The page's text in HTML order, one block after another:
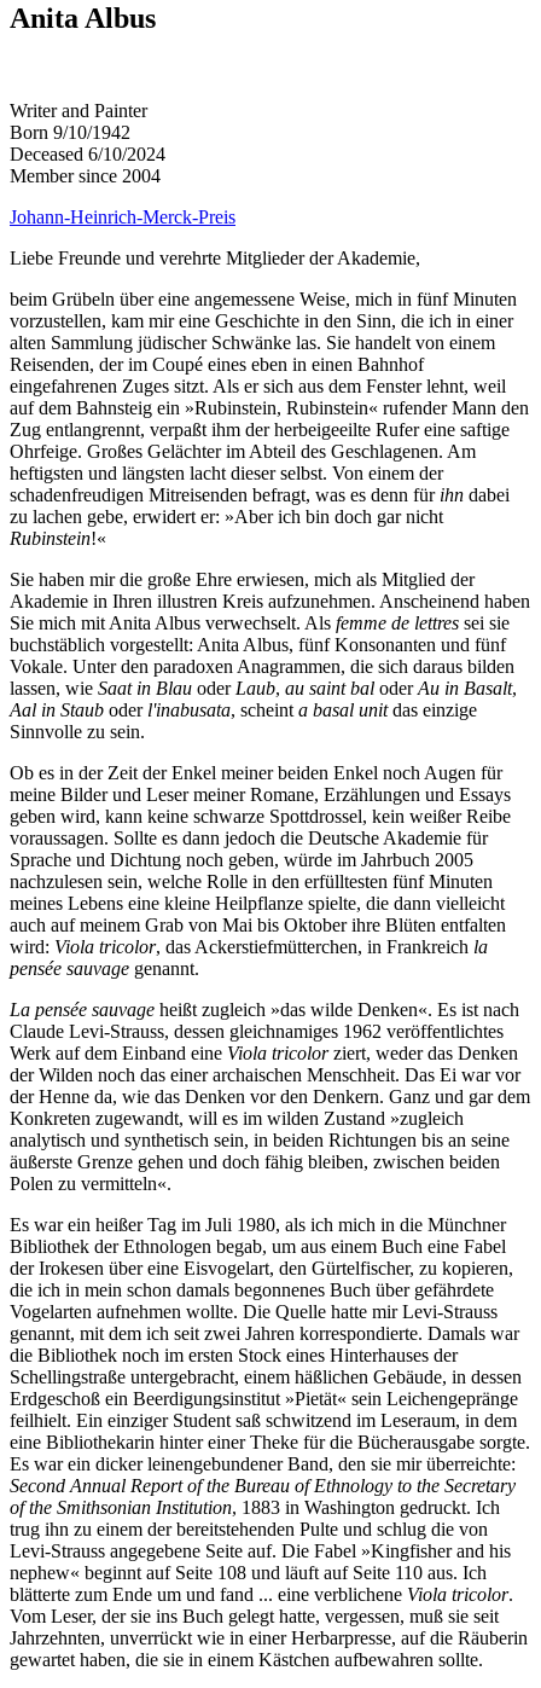
Anita Albus
Writer and Painter
Born 9/10/1942
Deceased 6/10/2024
Member since 2004
Johann-Heinrich-Merck-Preis
Liebe Freunde und verehrte Mitglieder der Akademie,
beim Grübeln über eine angemessene Weise, mich in fünf Minuten
vorzustellen, kam mir eine Geschichte in den Sinn, die ich in einer
alten Sammlung jüdischer Schwänke las. Sie handelt von einem
Reisenden, der im Coupé eines eben in einen Bahnhof
eingefahrenen Zuges sitzt. Als er sich aus dem Fenster lehnt, weil
auf dem Bahnsteig ein »Rubinstein, Rubinstein« rufender Mann den
Zug entlangrennt, verpaßt ihm der herbeigeeilte Rufer eine saftige
Ohrfeige. Großes Gelächter im Abteil des Geschlagenen. Am
heftigsten und längsten lacht dieser selbst. Von einem der
schadenfreudigen Mitreisenden befragt, was es denn für ihn dabei
zu lachen gebe, erwidert er: »Aber ich bin doch gar nicht
Rubinstein!«
Sie haben mir die große Ehre erwiesen, mich als Mitglied der
Akademie in Ihren illustren Kreis aufzunehmen. Anscheinend haben
Sie mich mit Anita Albus verwechselt. Als femme de lettres sei sie
buchstäblich vorgestellt: Anita Albus, fünf Konsonanten und fünf
Vokale. Unter den paradoxen Anagrammen, die sich daraus bilden
lassen, wie Saat in Blau oder Laub, au saint bal oderAu in Basalt,
Aal in Staub oder l'inabusata, scheint a basal unitdas einzige
Sinnvolle zu sein.
Ob es in der Zeit der Enkel meiner beiden Enkel noch Augen für
meine Bilder und Leser meiner Romane, Erzählungen und Essays
geben wird, kann keine schwarze Spottdrossel, kein weißer Reibe
voraussagen. Sollte es dann jedoch die Deutsche Akademie für
Sprache und Dichtung noch geben, würde im Jahrbuch 2005
nachzulesen sein, welche Rolle in den erfülltesten fünf Minuten
meines Lebens eine kleine Heilpflanze spielte, die dann vielleicht
auch auf meinem Grab von Mai bis Oktober ihre Blüten entfalten
wird: Viola tricolor, das Ackerstiefmütterchen, in Frankreich la
pensée sauvage genannt.
La pensée sauvage heißt zugleich »das wilde Denken«. Es ist nach
Claude Levi-Strauss, dessen gleichnamiges 1962 veröffentlichtes
Werk auf dem Einband eine Viola tricolorziert, weder das Denken
der Wilden noch das einer archaischen Menschheit. Das Ei war vor
der Henne da, wie das Denken vor den Denkern. Ganz und gar dem
Konkreten zugewandt, will es im wilden Zustand »zugleich
analytisch und synthetisch sein, in beiden Richtungen bis an seine
äußerste Grenze gehen und doch fähig bleiben, zwischen beiden
Polen zu vermitteln«.
Es war ein heißer Tag im Juli 1980, als ich mich in die Münchner
Bibliothek der Ethnologen begab, um aus einem Buch eine Fabel
der Irokesen über eine Eisvogelart, den Gürtelfischer, zu kopieren,
die ich in mein schon damals begonnenes Buch über gefährdete
Vogelarten aufnehmen wollte. Die Quelle hatte mir Levi-Strauss
genannt, mit dem ich seit zwei Jahren korrespondierte. Damals war
die Bibliothek noch im ersten Stock eines Hinterhauses der
Schellingstraße untergebracht, einem häßlichen Gebäude, in dessen
Erdgeschoß ein Beerdigungsinstitut »Pietät« sein Leichengepränge
feilhielt. Ein einziger Student saß schwitzend im Leseraum, in dem
eine Bibliothekarin hinter einer Theke für die Bücherausgabe sorgte.
Es war ein dicker leinengebundener Band, den sie mir überreichte:
Second Annual Report of the Bureau of Ethnology to the Secretary
of the Smithsonian Institution, 1883 in Washington gedruckt. Ich
trug ihn zu einem der bereitstehenden Pulte und schlug die von
Levi-Strauss angegebene Seite auf. Die Fabel »Kingfisher and his
nephew« beginnt auf Seite 108 und läuft auf Seite 110 aus. Ich
blätterte zum Ende um und fand ... eine verblichene Viola tricolor.
Vom Leser, der sie ins Buch gelegt hatte, vergessen, muß sie seit
Jahrzehnten, unverrückt wie in einer Herbarpresse, auf die Räuberin
gewartet haben, die sie in einem Kästchen aufbewahren sollte.